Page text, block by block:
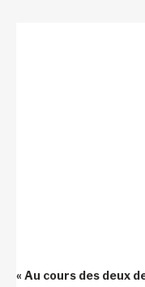
« Au cours des deux